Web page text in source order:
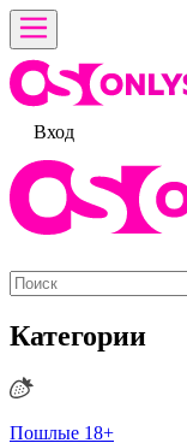
Вход
Категории
Пошлые 18+